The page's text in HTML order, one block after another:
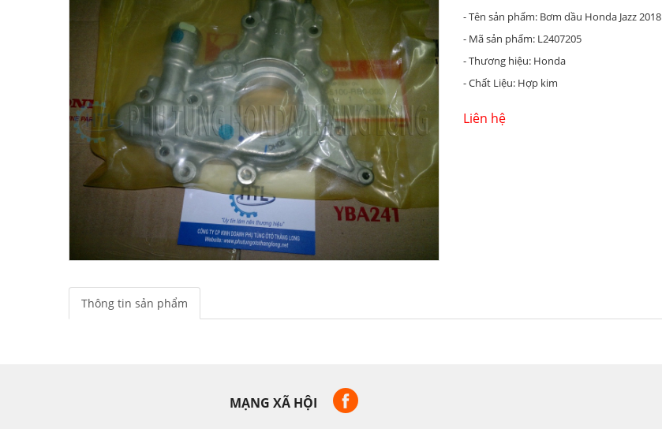
- Tên sản phẩm: Bơm dầu Honda Jazz 2018
- Mã sản phẩm: L2407205
- Thương hiệu: Honda
- Chất Liệu: Hợp kim
Liên hệ
Thông tin sản phẩm
MẠNG XÃ HỘI